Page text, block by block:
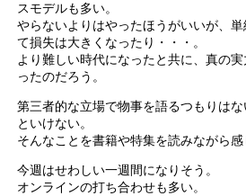
スモデルも多い。
やらないよりはやったほうがいいが、
て損失は大きくなったり・・・。
より難しい時代になったと共に、真の
ったのだろう。
第三者的な立場で物事を語るつもりは
といけない。
そんなことを書籍や特集を読みながら感
今週はせわしい一週間になりそう。
オンラインの打ち合わせも多い。